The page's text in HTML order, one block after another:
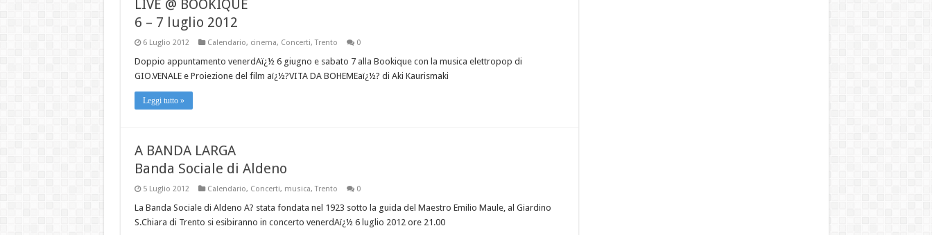
LIVE @ BOOKIQUE
6 – 7 luglio 2012
6 Luglio 2012 Calendario, cinema, Concerti,Trento 0
Doppio appuntamento venerdAï¿½ 6 giugno e sabato 7 alla Bookique con la musica elettropop di
GIO.VENALE e Proiezione del film aï¿½?VITA DA BOHEMEaï¿½? di Aki Kaurismaki
Leggi tutto »
A BANDA LARGA
Banda Sociale di Aldeno
5 Luglio 2012 Calendario, Concerti, musica,Trento 0
La Banda Sociale di Aldeno A? stata fondata nel 1923 sotto la guida del Maestro Emilio Maule, al Giardino
S.Chiara di Trento si esibiranno in concerto venerdAï¿½ 6 luglio 2012 ore 21.00